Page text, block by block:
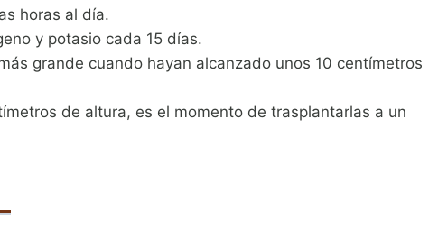
horas al día.
y potasio cada 15 días.
grande cuando hayan alcanzado unos 10 centímetros
de altura, es el momento de trasplantarlas a un